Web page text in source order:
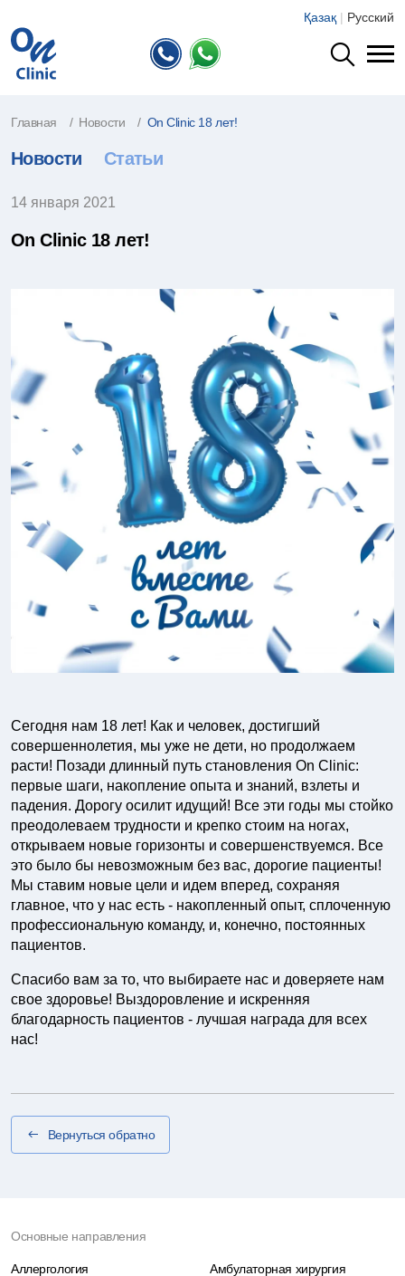
Қазақ | Русский
Главная Новости On Clinic 18 лет!
Новости Статьи
14 января 2021
On Clinic 18 лет!
Сегодня нам 18 лет! Как и человек, достигший
совершеннолетия, мы уже не дети, но продолжаем
расти! Позади длинный путь становления On Clinic:
первые шаги, накопление опыта и знаний, взлеты и
падения. Дорогу осилит идущий! Все эти годы мы стойко
преодолеваем трудности и крепко стоим на ногах,
открываем новые горизонты и совершенствуемся. Все
это было бы невозможным без вас, дорогие пациенты!
Мы ставим новые цели и идем вперед, сохраняя
главное, что у нас есть - накопленный опыт, сплоченную
профессиональную команду, и, конечно, постоянных
пациентов.
Спасибо вам за то, что выбираете нас и доверяете нам
свое здоровье! Выздоровление и искренняя
благодарность пациентов - лучшая награда для всех
нас!
Вернуться обратно
Основные направления
Аллергология
Амбулаторная хирургия